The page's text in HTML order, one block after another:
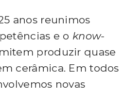
anos reunimos
e o know-
produzir quase
cerâmica. Em todos
novas